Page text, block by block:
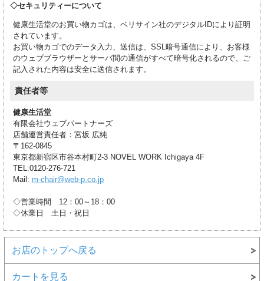
セキュリティーについて
健康生活堂のお買い物カゴは、ベリサイン社のデジタルIDにより証明
されています。
お買い物カゴでのデータ入力、送信は、SSL暗号通信により、お客様
のウェブブラウザーとサーバ間の通信がすべて暗号化されるので、ご
記入された内容は安全に送信されます。
責任者等
健康生活堂
有限会社ウェブパートナーズ
店舗運営責任者：宮坂 広純
〒162-0845
東京都新宿区市谷本村町2-3 NOVEL WORK Ichigaya 4F
TEL:0120-276-721
Mail: m-chair@web-p.co.jp
◇営業時間 12：00～18：00
◇休業日 土日・祝日
お店のトップへ戻る
カートを見る